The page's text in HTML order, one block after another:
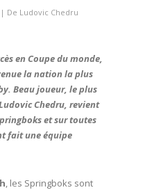
| De Ludovic Chedru
en Coupe du monde,
la nation la plus
Beau joueur, le plus
Chedru, revient
et sur toutes
fait une équipe
, les Springboks sont